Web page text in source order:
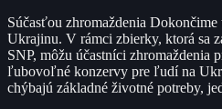
Súčasťou zhromaždenia
Ukrajinu. V rámci zbierky, ktorá sa
SNP, môžu účastníci zhromaždenia
ľubovoľné konzervy pre ľudí na
chýbajú základné životné potreby,